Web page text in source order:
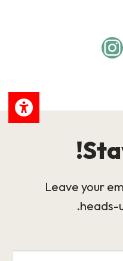
Instagram
Leave your
heads-